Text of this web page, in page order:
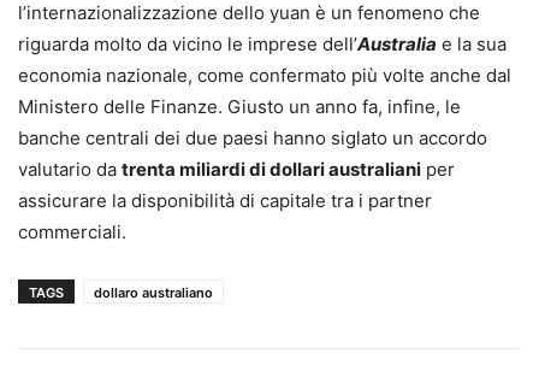
l’internazionalizzazione dello yuan è un fenomeno che
riguarda molto da vicino le imprese dell’Australia e la sua
economia nazionale, come confermato più volte anche dal
Ministero delle Finanze. Giusto un anno fa, infine, le
banche centrali dei due paesi hanno siglato un accordo
valutario da trenta miliardi di dollari australiani per
assicurare la disponibilità di capitale tra i partner
commerciali.
TAGS dollaro australiano